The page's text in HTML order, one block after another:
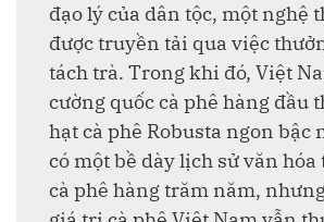
đạo lý của dân tộc, một nghệ
được truyền tải qua việc
tách trà. Trong khi đó, Việt
cường quốc cà phê hàng đầu
hạt cà phê Robusta ngon bậc
có một bề dày lịch sử văn
cà phê hàng trăm năm,